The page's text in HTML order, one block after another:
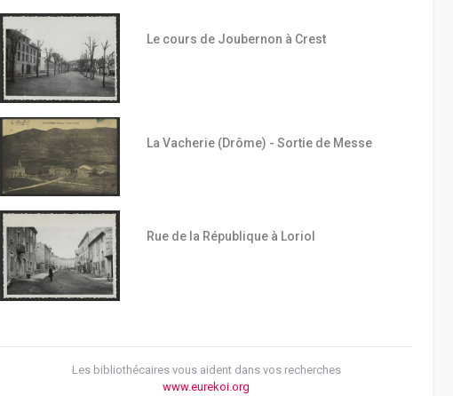
Le cours de Joubernon à Crest
La Vacherie (Drôme) - Sortie de Messe
Rue de la République à Loriol
Les bibliothécaires vous aident dans vos recherches
www.eurekoi.org